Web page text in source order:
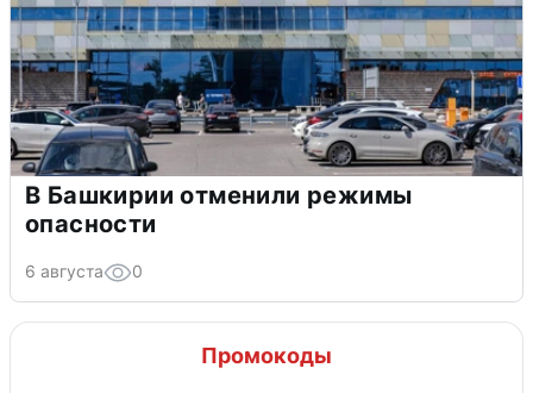
В Башкирии отменили режимы
опасности
6 августа 0
Промокоды